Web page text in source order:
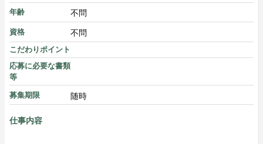
年齢
不問
資格 不問
こだわりポイント
応募に必要な書類
等
募集期限
随時
仕事内容